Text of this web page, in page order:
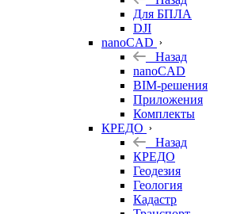
Для БПЛА
DJI
nanoCAD
Назад
nanoCAD
BIM-решения
Приложения
Комплекты
КРЕДО
Назад
КРЕДО
Геодезия
Геология
Кадастр